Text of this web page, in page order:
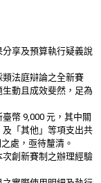
享及預算執行疑義說
法庭辯論之全新賽
動且成效斐然，足為
幣 9,000 元，其中關
「其他」等項支出共
處，亟待釐清。
創新賽制之辦理經驗